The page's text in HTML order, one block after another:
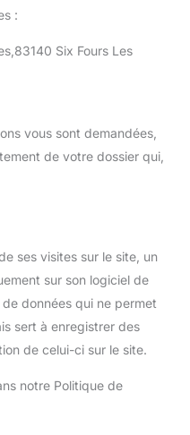
:
Six Fours Les
vous sont demandées,
de votre dossier qui,
ses visites sur le site, un
sur son logiciel de
données qui ne permet
sert à enregistrer des
de celui-ci sur le site.
notre Politique de